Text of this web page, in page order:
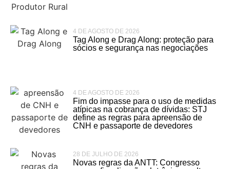
4 DE AGOSTO DE 2026
Tag Along e Drag Along: proteção para
sócios e segurança nas negociações
4 DE AGOSTO DE 2026
Fim do impasse para o uso de medidas
atípicas na cobrança de dívidas: STJ
define as regras para apreensão de
CNH e passaporte de devedores
28 DE JULHO DE 2026
Novas regras da ANTT: Congresso